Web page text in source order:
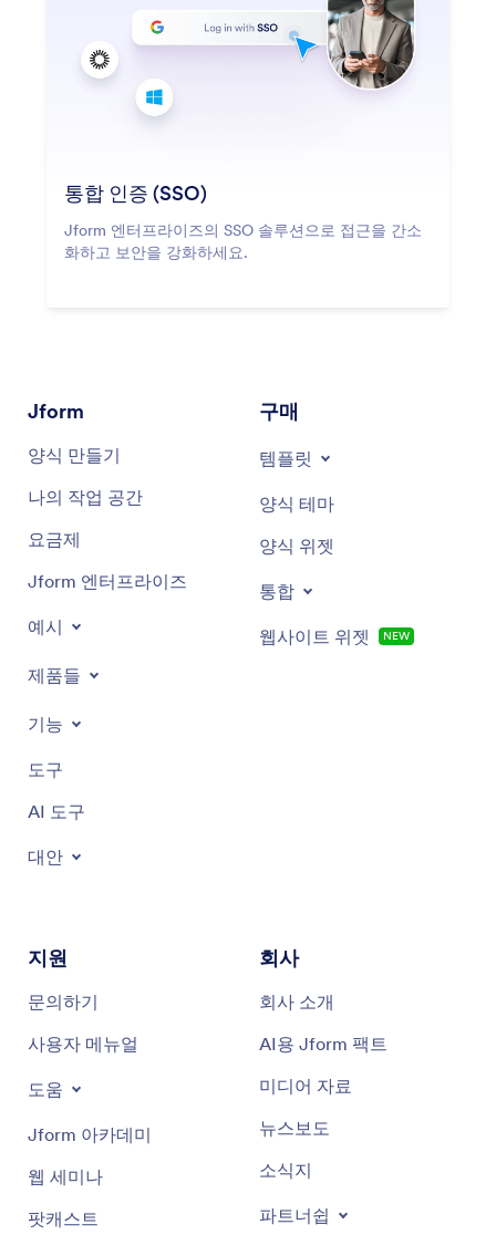
통합 인증 (SSO)
Jform 엔터프라이즈의 SSO 솔루션으로 접근을 간소
화하고 보안을 강화하세요.
Jform
양식 만들기
나의 작업 공간
요금제
Jform 엔터프라이즈
예시
제품들
기능
도구
AI 도구
대안
구매
템플릿
양식 테마
양식 위젯
통합
웹사이트 위젯 NEW
지원
문의하기
사용자 메뉴얼
도움
Jform 아카데미
웹 세미나
팟캐스트
회사
회사 소개
AI용 Jform 팩트
미디어 자료
뉴스보도
소식지
파트너쉽